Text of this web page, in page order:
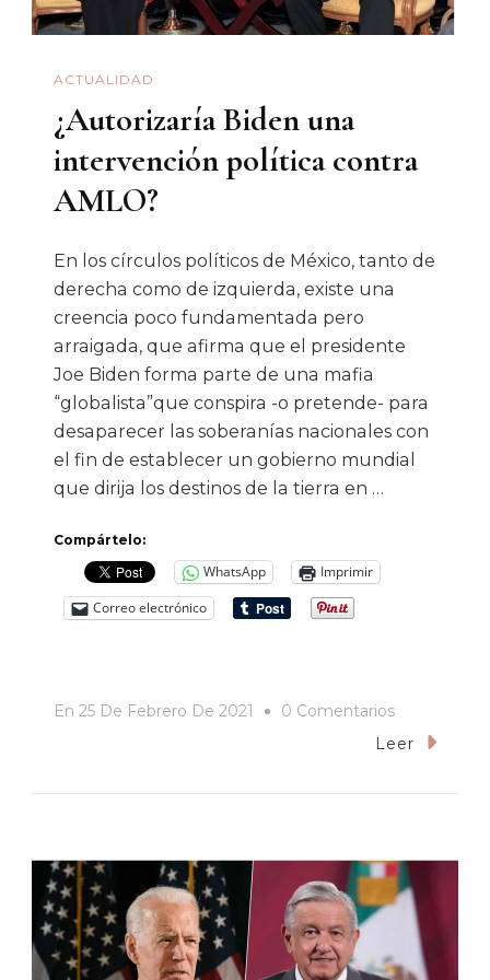
ACTUALIDAD
¿Autorizaría Biden una
intervención política contra
AMLO?
En los círculos políticos de México, tanto de
derecha como de izquierda, existe una
creencia poco fundamentada pero
arraigada, que afirma que el presidente
Joe Biden forma parte de una mafia
“globalista”que conspira -o pretende- para
desaparecer las soberanías nacionales con
el fin de establecer un gobierno mundial
que dirija los destinos de la tierra en …
Compártelo:
WhatsApp
Imprimir
Correo electrónico
En 25 De Febrero De 2021 0 ComentariosEn
¿Autorizaría
Política
Contra
AMLO?
Leer